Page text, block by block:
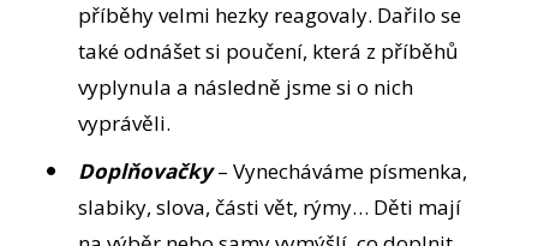
příběhy velmi hezky reagovaly. Dařilo se
také odnášet si poučení, která z příběhů
vyplynula a následně jsme si o nich
vyprávěli.
Doplňovačky– Vynecháváme písmenka,
slabiky, slova, části vět, rýmy… Děti mají